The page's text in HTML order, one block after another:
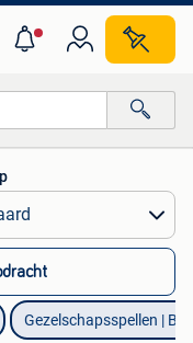
Gezelschapsspellen |